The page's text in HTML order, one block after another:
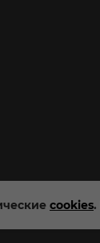
cookies.